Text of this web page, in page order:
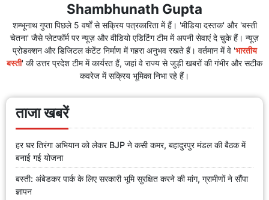
Shambhunath Gupta
शम्भूनाथ गुप्ता पिछले 5 वर्षों से सक्रिय पत्रकारिता में हैं। 'मीडिया दस्तक' और 'बस्ती
चेतना' जैसे प्लेटफॉर्म पर न्यूज़ और वीडियो एडिटिंग टीम में अपनी सेवाएं दे चुके हैं। न्यूज़
प्रोडक्शन और डिजिटल कंटेंट निर्माण में गहरा अनुभव रखते हैं। वर्तमान में वे 'भारतीय
बस्ती' की उत्तर प्रदेश टीम में कार्यरत हैं, जहां वे राज्य से जुड़ी खबरों की गंभीर और सटीक
कवरेज में सक्रिय भूमिका निभा रहे हैं।
ताजा खबरें
हर घर तिरंगा अभियान को लेकर BJP ने कसी कमर, बहादुरपुर मंडल की बैठक में
बनाई गई योजना
बस्ती: अंबेडकर पार्क के लिए सरकारी भूमि सुरक्षित करने की मांग, ग्रामीणों ने सौंपा
ज्ञापन